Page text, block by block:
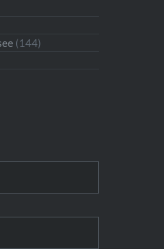
(144)